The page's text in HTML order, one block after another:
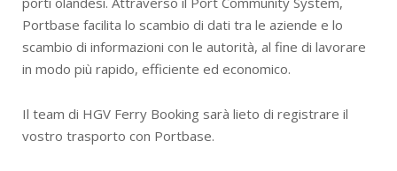
Portbase facilita lo scambio di dati tra le aziende e lo
scambio di informazioni con le autorità, al fine di lavorare
in modo più rapido, efficiente ed economico.
Il team di HGV Ferry Booking sarà lieto di registrare il
vostro trasporto con Portbase.